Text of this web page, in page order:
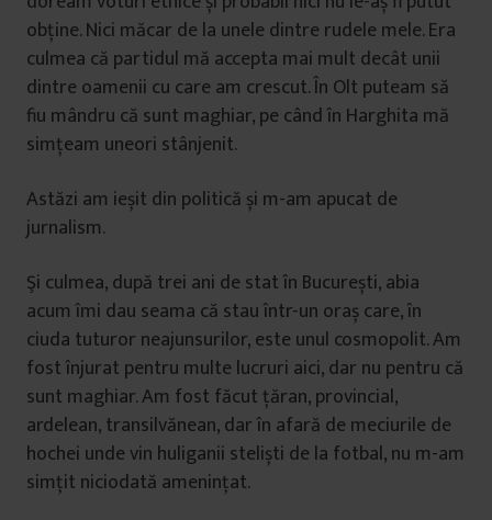
obține. Nici măcar de la unele dintre rudele mele. Era
culmea că partidul mă accepta mai mult decât unii
dintre oamenii cu care am crescut. În Olt puteam să
fiu mândru că sunt maghiar, pe când în Harghita mă
simțeam uneori stânjenit.
Astăzi am ieșit din politică și m-am apucat de
jurnalism.
Şi culmea, după trei ani de stat în București, abia
acum îmi dau seama că stau într-un oraș care, în
ciuda tuturor neajunsurilor, este unul cosmopolit. Am
fost înjurat pentru multe lucruri aici, dar nu pentru că
sunt maghiar. Am fost făcut țăran, provincial,
ardelean, transilvănean, dar în afară de meciurile de
hochei unde vin huliganii steliști de la fotbal, nu m-am
simțit niciodată amenințat.